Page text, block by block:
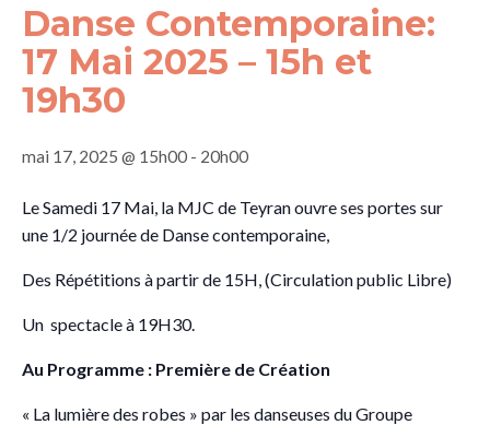
Danse Contemporaine:
17 Mai 2025 – 15h et
19h30
mai 17, 2025 @ 15h00 - 20h00
Le Samedi 17 Mai, la MJC de Teyran ouvre ses portes sur
une 1/2 journée de Danse contemporaine,
Des Répétitions à partir de 15H, (Circulation public Libre)
Un spectacle à 19H30.
Au Programme : Première de Création
« La lumière des robes » par les danseuses du Groupe